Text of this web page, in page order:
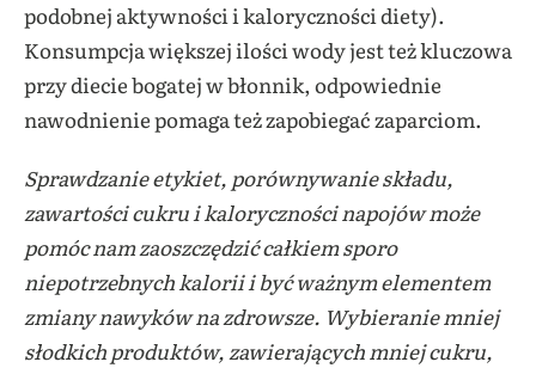
podobnej aktywności i kaloryczności diety).
Konsumpcja większej ilości wody jest też kluczowa
przy diecie bogatej w błonnik, odpowiednie
nawodnienie pomaga też zapobiegać zaparciom.
Sprawdzanie etykiet, porównywanie składu,
zawartości cukru i kaloryczności napojów może
pomóc nam zaoszczędzić całkiem sporo
niepotrzebnych kalorii i być ważnym elementem
zmiany nawyków na zdrowsze. Wybieranie mniej
słodkich produktów, zawierających mniej cukru,